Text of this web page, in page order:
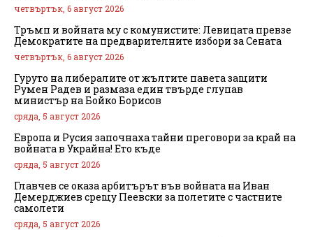
четвъртък, 6 август 2026
Тръмп и войната му с комунистите: Левицата превзе
Демократите на предварителните избори за Сената
четвъртък, 6 август 2026
Гуруто на либералите от жълтите павета защити
Румен Радев и размаза един твърде глупав
министър на Бойко Борисов
сряда, 5 август 2026
Европа и Русия започнаха тайни преговори за край на
войната в Украйна! Ето къде
сряда, 5 август 2026
Главчев се оказа арбитърът във войната на Иван
Демерджиев срещу Пеевски за полетите с частните
самолети
сряда, 5 август 2026